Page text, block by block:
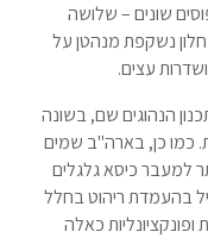
שונים – שלושה
נשקפת מנהטן על
עצים.
הנהוגים שם, בשונה
כמו כן, בארה"ב שמים
למעבר כיסא גלגלים
בהעמדת ריהוט בחלל
כאלה